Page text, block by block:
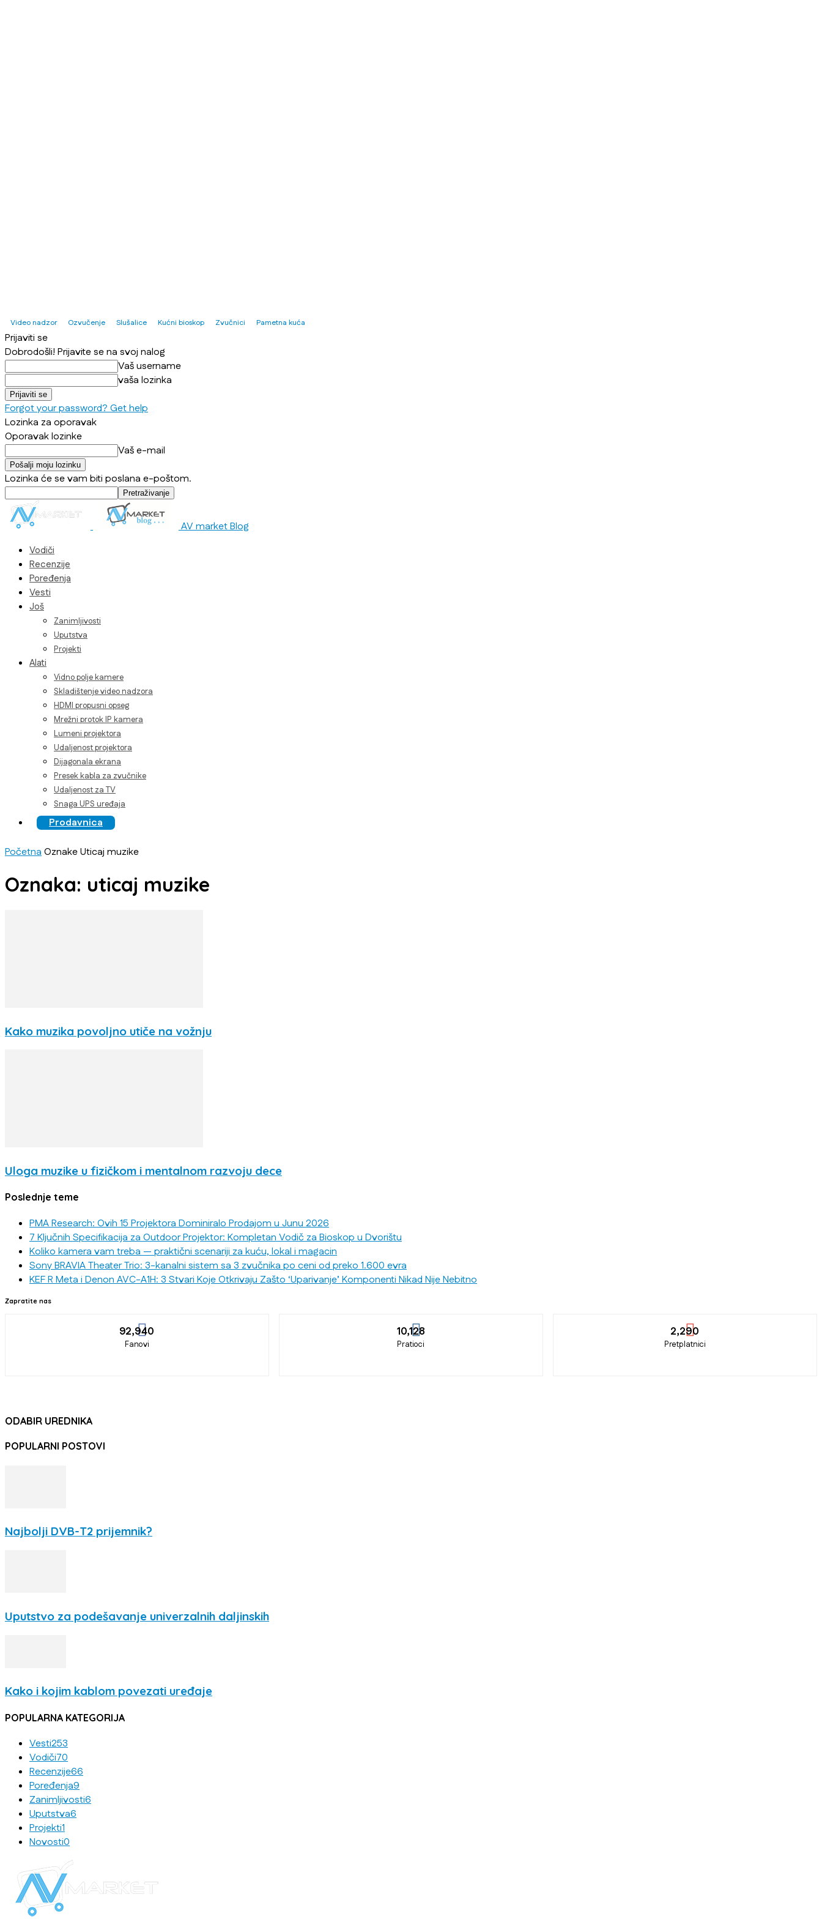
Video nadzor Ozvučenje Slušalice Kućni bioskop Zvučnici Pametna kuća
Prijaviti se
Dobrodošli! Prijavite se na svoj nalog
Vaš username
vaša lozinka
Forgot your password? Get help
Lozinka za oporavak
Oporavak lozinke
Vaš e-mail
Lozinka će se vam biti poslana e-poštom.
AV market Blog
Vodiči
Recenzije
Poređenja
Vesti
Još
Zanimljivosti
Uputstva
Projekti
Alati
Vidno polje kamere
Skladištenje video nadzora
HDMI propusni opseg
Mrežni protok IP kamera
Lumeni projektora
Udaljenost projektora
Dijagonala ekrana
Presek kabla za zvučnike
Udaljenost za TV
Snaga UPS uređaja
Prodavnica
PočetnaOznakeUticaj muzike
Oznaka: uticaj muzike
Kako muzika povoljno utiče na vožnju
Uloga muzike u fizičkom i mentalnom razvoju dece
Poslednje teme
PMA Research: Ovih 15 Projektora Dominiralo Prodajom u Junu 2026
7 Ključnih Specifikacija za Outdoor Projektor: Kompletan Vodič za Bioskop u Dvorištu
Koliko kamera vam treba — praktični scenariji za kuću, lokal i magacin
Sony BRAVIA Theater Trio: 3-kanalni sistem sa 3 zvučnika po ceni od preko 1.600 evra
KEF R Meta i Denon AVC-A1H: 3 Stvari Koje Otkrivaju Zašto ‘Uparivanje’ Komponenti Nikad Nije Nebitno
Zapratite nas
92,940
Fanovi
10,128
Pratioci
2,290
Pretplatnici
ODABIR UREDNIKA
POPULARNI POSTOVI
Najbolji DVB-T2 prijemnik?
Uputstvo za podešavanje univerzalnih daljinskih
Kako i kojim kablom povezati uređaje
POPULARNA KATEGORIJA
Vesti253
Vodiči70
Recenzije66
Poređenja9
Zanimljivosti6
Uputstva6
Projekti1
Novosti0